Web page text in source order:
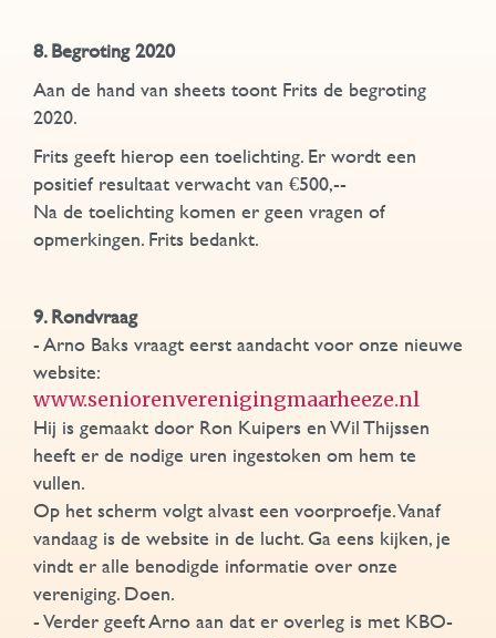
8. Begroting 2020
Aan de hand van sheets toont Frits de begroting
2020.
Frits geeft hierop een toelichting. Er wordt een
positief resultaat verwacht van €500,--
Na de toelichting komen er geen vragen of
opmerkingen. Frits bedankt.
9. Rondvraag
- Arno Baks vraagt eerst aandacht voor onze nieuwe
website:
www.seniorenverenigingmaarheeze.nl
Hij is gemaakt door Ron Kuipers en Wil Thijssen
heeft er de nodige uren ingestoken om hem te
vullen.
Op het scherm volgt alvast een voorproefje. Vanaf
vandaag is de website in de lucht. Ga eens kijken, je
vindt er alle benodigde informatie over onze
vereniging. Doen.
- Verder geeft Arno aan dat er overleg is met KBO-